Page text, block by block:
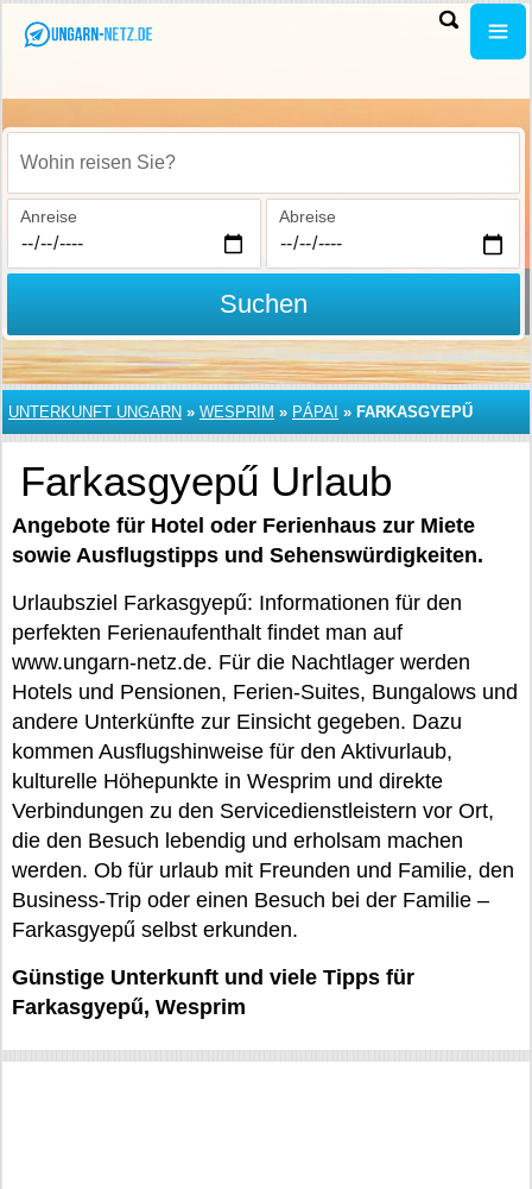
Wohin reisen Sie?
Anreise Abreise
Suchen
UNTERKUNFT UNGARN » WESPRIM » PÁPAI » FARKASGYEPŰ
Farkasgyepű Urlaub
Angebote für Hotel oder Ferienhaus zur Miete
sowie Ausflugstipps und Sehenswürdigkeiten.
Urlaubsziel Farkasgyepű: Informationen für den
perfekten Ferienaufenthalt findet man auf
www.ungarn-netz.de. Für die Nachtlager werden
Hotels und Pensionen, Ferien-Suites, Bungalows und
andere Unterkünfte zur Einsicht gegeben. Dazu
kommen Ausflugshinweise für den Aktivurlaub,
kulturelle Höhepunkte in Wesprim und direkte
Verbindungen zu den Servicedienstleistern vor Ort,
die den Besuch lebendig und erholsam machen
werden. Ob für urlaub mit Freunden und Familie, den
Business-Trip oder einen Besuch bei der Familie –
Farkasgyepű selbst erkunden.
Günstige Unterkunft und viele Tipps für
Farkasgyepű, Wesprim